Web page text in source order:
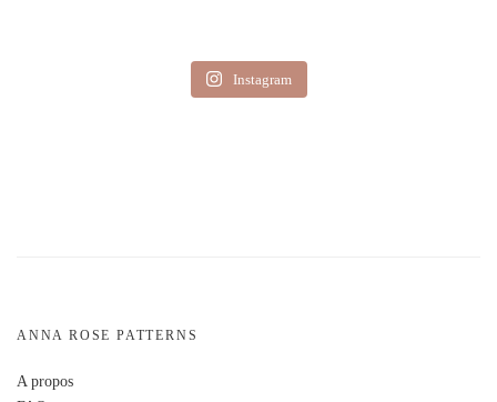
Instagram
ANNA ROSE PATTERNS
A propos